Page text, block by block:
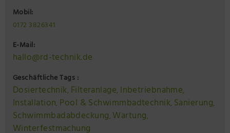
Mobil:
0172 3826341
E-Mail:
hallo@rd-technik.de
Geschäftliche Tags :
Dosiertechnik, Filteranlage, Inbetriebnahme,
Installation, Pool & Schwimmbadtechnik, Sanierung,
Schwimmbadabdeckung, Wartung,
Winterfestmachung